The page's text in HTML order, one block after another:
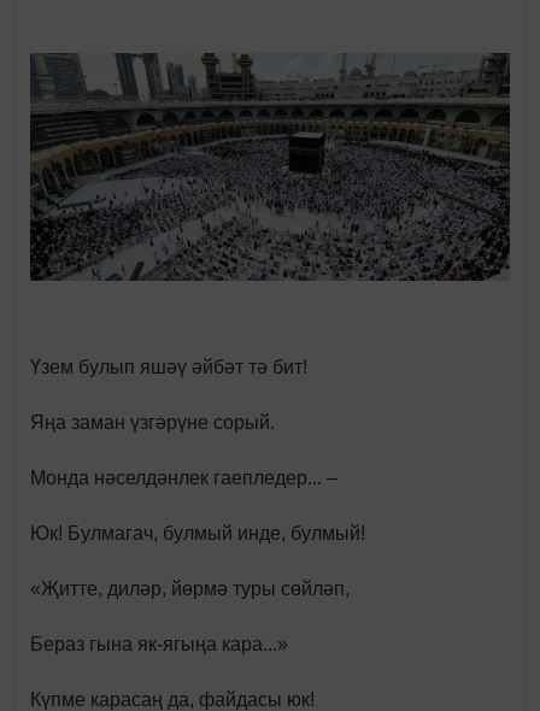
Үзем булып яшәү әйбәт тә бит!
Яңа заман үзгәрүне сорый.
Монда нәселдәнлек гаепледер... –
Юк! Булмагач, булмый инде, булмый!
«Җитте, диләр, йөрмә туры сөйләп,
Бераз гына як-ягыңа кара...»
Күпме карасаң да, файдасы юк!